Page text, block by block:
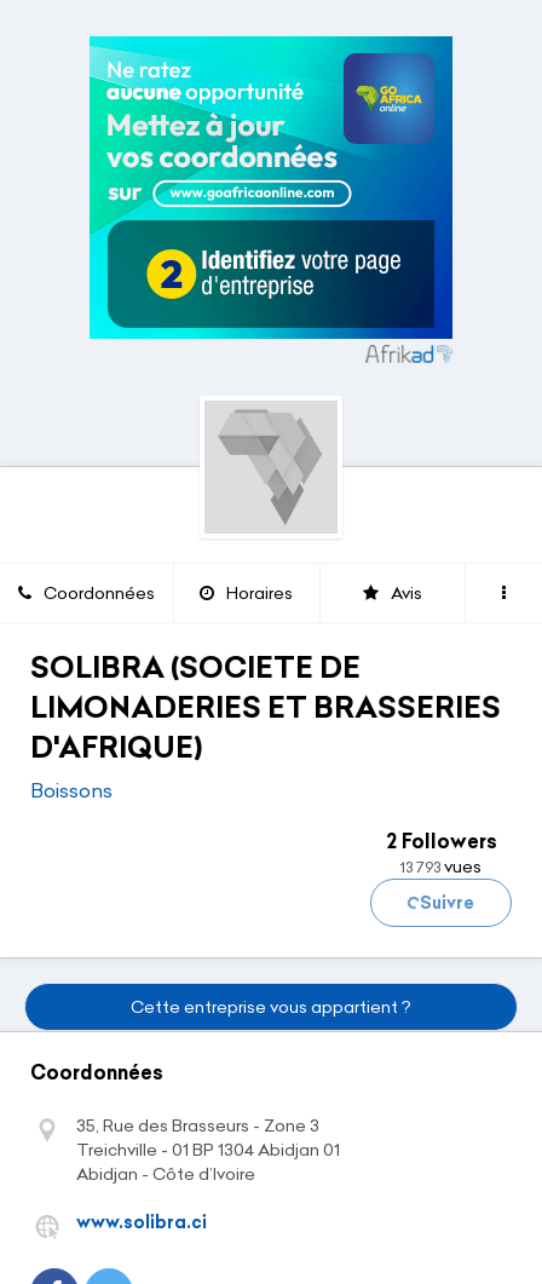
Coordonnées Horaires Avis
SOLIBRA (SOCIETE DE
LIMONADERIES ET BRASSERIES
D'AFRIQUE)
Boissons
2 Followers
13 793 vues
Chargement...Suivre
Cette entreprise vous appartient ?
Coordonnées
35, Rue des Brasseurs - Zone 3
Treichville - 01 BP 1304 Abidjan 01
Abidjan - Côte d’Ivoire
www.solibra.ci